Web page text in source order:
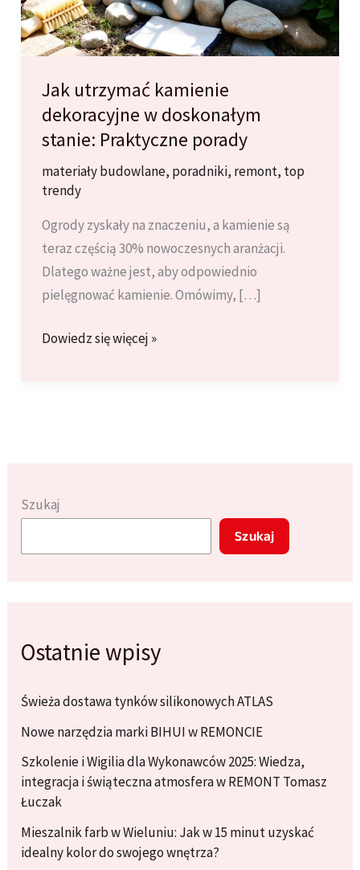
Jak utrzymać kamienie
dekoracyjne w doskonałym
stanie: Praktyczne porady
materiały budowlane, poradniki, remont, top
trendy
Ogrody zyskały na znaczeniu, a kamienie są
teraz częścią 30% nowoczesnych aranżacji.
Dlatego ważne jest, aby odpowiednio
pielęgnować kamienie. Omówimy, […]
Jak
Praktyczne
porady
Dowiedz się więcej »
Szukaj
Szukaj
Ostatnie wpisy
Świeża dostawa tynków silikonowych ATLAS
Nowe narzędzia marki BIHUI w REMONCIE
Szkolenie i Wigilia dla Wykonawców 2025: Wiedza,
integracja i świąteczna atmosfera w REMONT Tomasz
Łuczak
Mieszalnik farb w Wieluniu: Jak w 15 minut uzyskać
idealny kolor do swojego wnętrza?